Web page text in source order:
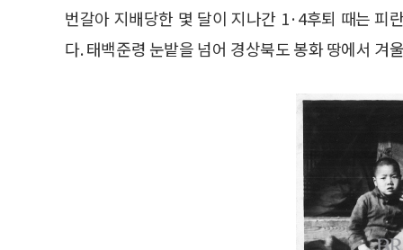
번갈아 지배당한 몇 달이 지나간 1·4후퇴 때는 피
다. 태백준령 눈밭을 넘어 경상북도 봉화 땅에서 겨